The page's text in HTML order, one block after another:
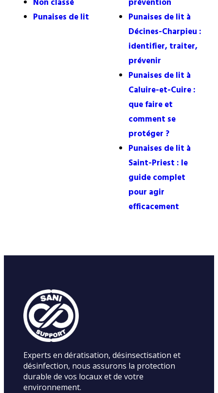
Punaises de lit
Punaises de lit à
Décines-Charpieu :
identifier, traiter,
prévenir
Punaises de lit à
Caluire-et-Cuire :
que faire et
comment se
protéger ?
Punaises de lit à
Saint-Priest : le
guide complet
pour agir
efficacement
Experts en dératisation, désinsectisation et
désinfection, nous assurons la protection
durable de vos locaux et de votre
environnement.